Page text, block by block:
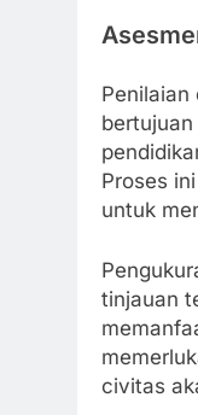
Penilaian
Proses
untuk
tinjauan
civitas